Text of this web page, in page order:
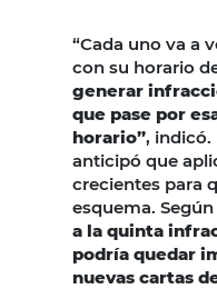
“Cada uno va a
con su horario
generar
que pase por
horario”, indicó.
anticipó que
crecientes para
esquema.
a la quinta
podría quedar
nuevas cartas